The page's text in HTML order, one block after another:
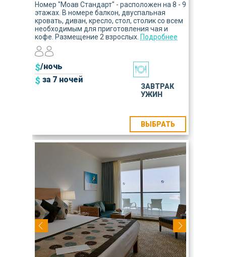
Номер "Моав Стандарт" - расположен на 8 - 9
этажах. В номере балкон, двуспальная
кровать, диван, кресло, стол, столик со всем
необходимым для приготовления чая и
кофе. Размещение 2 взрослых. Подробнее
$/ночь
$ за 7 ночей
ЗАВТРАК
УЖИН
ВЫБРАТЬ